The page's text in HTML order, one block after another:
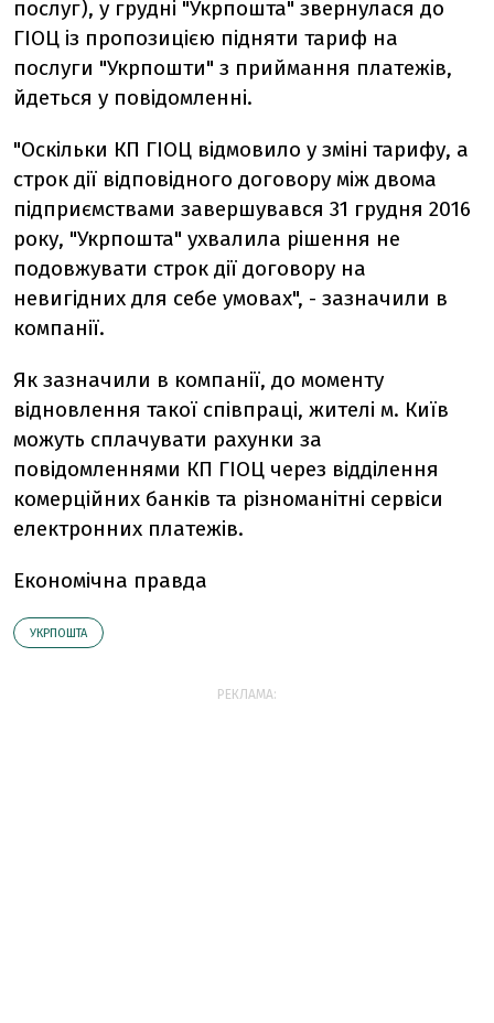
послуг), у грудні "Укрпошта" звернулася до
ГІОЦ із пропозицією підняти тариф на
послуги "Укрпошти" з приймання платежів,
йдеться у повідомленні.
"Оскільки КП ГІОЦ відмовило у зміні тарифу, а
строк дії відповідного договору між двома
підприємствами завершувався 31 грудня 2016
року, "Укрпошта" ухвалила рішення не
подовжувати строк дії договору на
невигідних для себе умовах", - зазначили в
компанії.
Як зазначили в компанії, до моменту
відновлення такої співпраці, жителі м. Київ
можуть сплачувати рахунки за
повідомленнями КП ГІОЦ через відділення
комерційних банків та різноманітні сервіси
електронних платежів.
Економічна правда
УКРПОШТА
РЕКЛАМА: